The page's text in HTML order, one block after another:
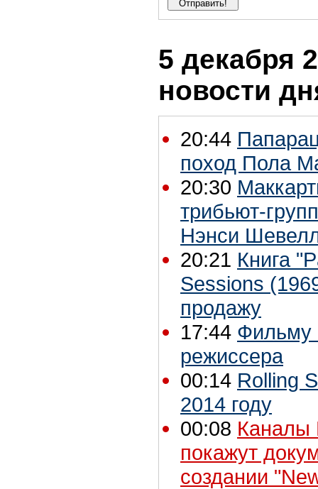
5 декабря
новости
20:44
поход Пола
20:30
трибьют-
Нэнси
20:21 Книга
Sessions
продажу
17:44 Фильму
режиссера
00:14 Rolling
2014 году
00:08 Каналы
покажут
создании